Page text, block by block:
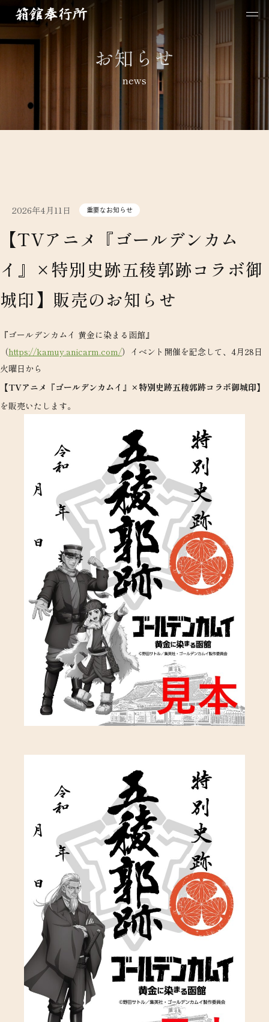
お知らせ
news
2026年4月11日 重要なお知らせ
【TVアニメ『ゴールデンカム
イ』×特別史跡五稜郭跡コラボ御
城印】販売のお知らせ
『ゴールデンカムイ 黄金に染まる函館』
（https://kamuy.anicarm.com/）イベント開催を記念して、4月28日
火曜日から
【TVアニメ『ゴールデンカムイ』×特別史跡五稜郭跡コラボ御城印】
を販売いたします。